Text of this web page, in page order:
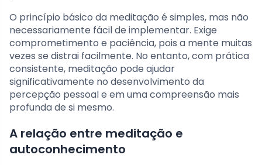
O princípio básico da meditação é simples, mas não
necessariamente fácil de implementar. Exige
comprometimento e paciência, pois a mente muitas
vezes se distrai facilmente. No entanto, com prática
consistente, meditação pode ajudar
significativamente no desenvolvimento da
percepção pessoal e em uma compreensão mais
profunda de si mesmo.
A relação entre meditação e
autoconhecimento